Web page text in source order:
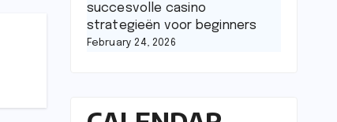
succesvolle casino
strategieën voor beginners
February 24, 2026